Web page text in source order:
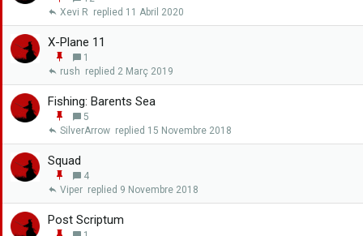
n
g
a
n
a
r
11 Abril 2020
Xevi R
X-Plane 11
n
g
a
n
a
r
1
2 Març 2019
rush
Fishing: Barents Sea
n
g
n
a
r
5
15 Novembre 2018
SilverArrow
Squad
n
g
a
n
4
9 Novembre 2018
Viper
Post Scriptum